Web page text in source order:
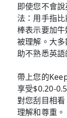
即使您不會
法：用手指
棒表示要加
被理解。大
助不熟悉英語
帶上您的
享受$0.20-
對您刮目相
理解和尊重。